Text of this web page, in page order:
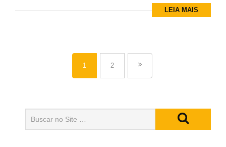
LEIA MAIS
1 2